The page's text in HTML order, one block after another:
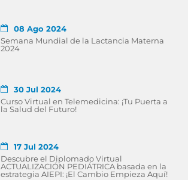
08 Ago 2024
Semana Mundial de la Lactancia Materna
2024
30 Jul 2024
Curso Virtual en Telemedicina: ¡Tu Puerta a
la Salud del Futuro!
17 Jul 2024
Descubre el Diplomado Virtual
ACTUALIZACIÓN PEDIÁTRICA basada en la
estrategia AIEPI: ¡El Cambio Empieza Aquí!